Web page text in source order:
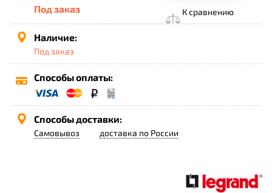
Под заказ К сравнению
Наличие:
Под заказ
Способы оплаты:
Способы доставки:
Самовывоз доставка по России